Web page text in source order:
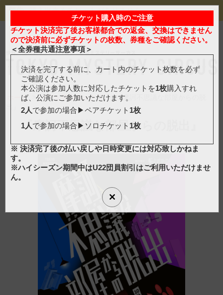
×
警告 購入出来るチケットがありません
日/ENG
カートは空です
トップページ トピックス
イベント一覧 フロアマップ
アクセス フード
マイアカウント
カートは空です
日本語
ホーム > リアル脱出ボックス >
『摩訶不思議な部屋からの脱
『摩訶不思議な部屋からの脱出』
チケット購入時のご注意
チケット決済完了後お客様都合での返金、交換はできません
ので決済前に必ずチケットの枚数、券種をご確認ください。
＜全券種共通注意事項＞
決済を完了する前に、カート内のチケット枚数を必ず
ご確認ください。
本公演は参加人数に対応したチケットを1枚購入すれ
ば、公演にご参加いただけます。
2人で参加の場合▶ペアチケット 1枚
1人で参加の場合▶ソロチケット 1枚
※ 決済完了後の払い戻しや日時変更には対応致しかねま
す。
※ハイシーズン期間中はU22団員割引はご利用いただけませ
ん。